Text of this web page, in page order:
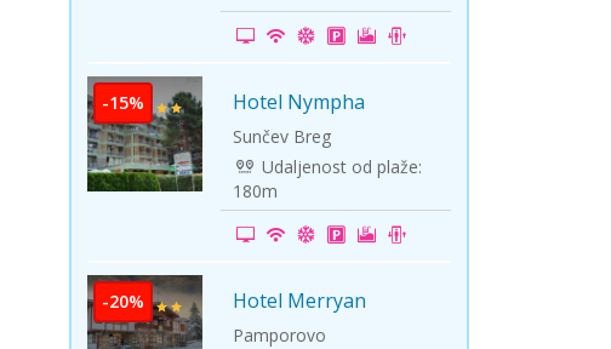
Solun polazak iz Niša
Temišvar polazak iz Niša
-15%
Hotel Nympha
Russalka
Sunčev Breg
Udaljenost od plaže:
180m
-20% Hotel Merryan
Pamporovo